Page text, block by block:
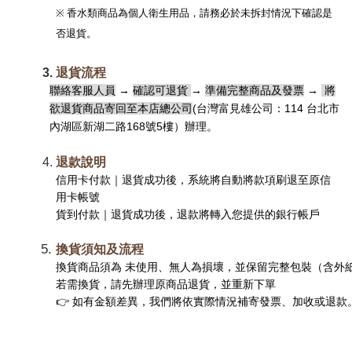
※ 香水類商品為個人衛生用品，請務必於未拆封情況下確認是
否退貨。
退貨流程
聯絡客服人員 → 確認可退貨 → 準備完整商品及發票 →
將
欲退貨商品寄回至本店總公司(台灣富見雄公司：114 台北市
內湖區新湖二路168號5樓） 辦理。
退款說明
信用卡付款 ｜退貨成功後，系統將自動將款項刷退至原信
用卡帳號
貨到付款 ｜退貨成功後，退款將轉入您提供的銀行帳戶
換貨須知及流程
換貨商品須為 未使用、無人為損壞 ，並保留完整包裝（含外
若需換貨，請先辦理原商品退貨，並重新下單
👉 如有金額差異，我們將依實際情況補寄發票、加收或退